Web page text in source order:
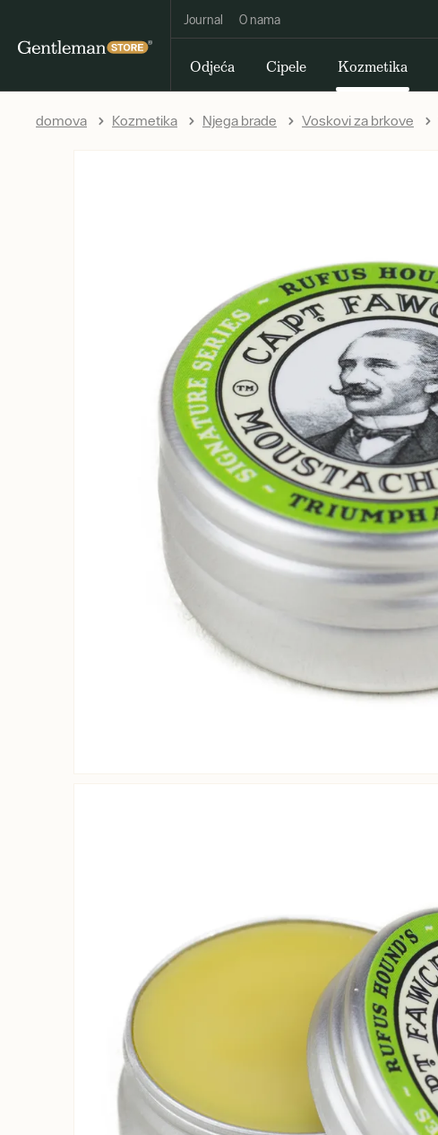
Journal O nama
Odjeća Cipele Kozmetika
domova Kozmetika Njega brade Voskovi za brkove